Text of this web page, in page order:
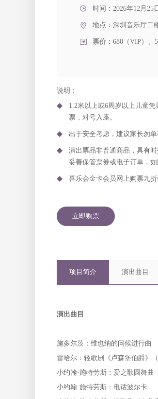
时间：2026年12月25
地点： 深圳音乐厅二
票价：680（VIP）、
说明：
1.2米以上或6周岁以上儿童
票，对号入座。
出于安全考虑，建议家长勿
演出票品非普通商品，具有
妥善保管票券或电子订单，
喜乐会金卡会员网上购票九
立即购票
项目简介 演出曲目
演出曲目
施多尔茨：维也纳的问候进行曲
雷哈尔：轻歌剧《卢森堡伯爵》（
小约翰·施特劳斯：爱之歌圆舞曲
小约翰·施特劳斯：电话波尔卡